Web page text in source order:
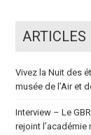
ARTICLES
Vivez la Nuit des
musée de l’Air et
Interview – Le
rejoint